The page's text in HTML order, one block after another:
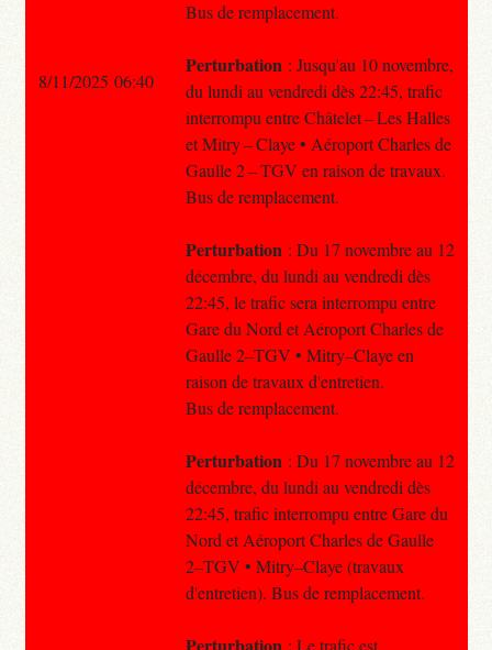
Bus de remplacement.
Perturbation : Jusqu'au 10 novembre,
du lundi au vendredi dès 22:45, trafic
interrompu entre Châtelet – Les Halles
et Mitry – Claye • Aéroport Charles de
Gaulle 2 – TGV en raison de travaux.
Bus de remplacement.
Perturbation : Du 17 novembre au 12
décembre, du lundi au vendredi dès
22:45, le trafic sera interrompu entre
Gare du Nord et Aéroport Charles de
Gaulle 2–TGV • Mitry–Claye en
raison de travaux d'entretien.
Bus de remplacement.
Perturbation : Du 17 novembre au 12
décembre, du lundi au vendredi dès
22:45, trafic interrompu entre Gare du
Nord et Aéroport Charles de Gaulle
2–TGV • Mitry–Claye (travaux
d'entretien). Bus de remplacement.
: Le trafic est
8/11/2025 06:40